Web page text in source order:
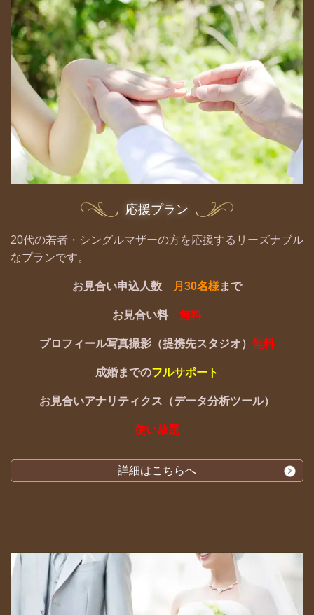
応援プラン
20代の若者・シングルマザーの方を応援するリーズナブル
なプランです。
お見合い申込人数 月30名様まで
お見合い料 無料
プロフィール写真撮影（提携先スタジオ） 無料
成婚までのフルサポート
お見合いアナリティクス（データ分析ツール）
使い放題
詳細はこちらへ